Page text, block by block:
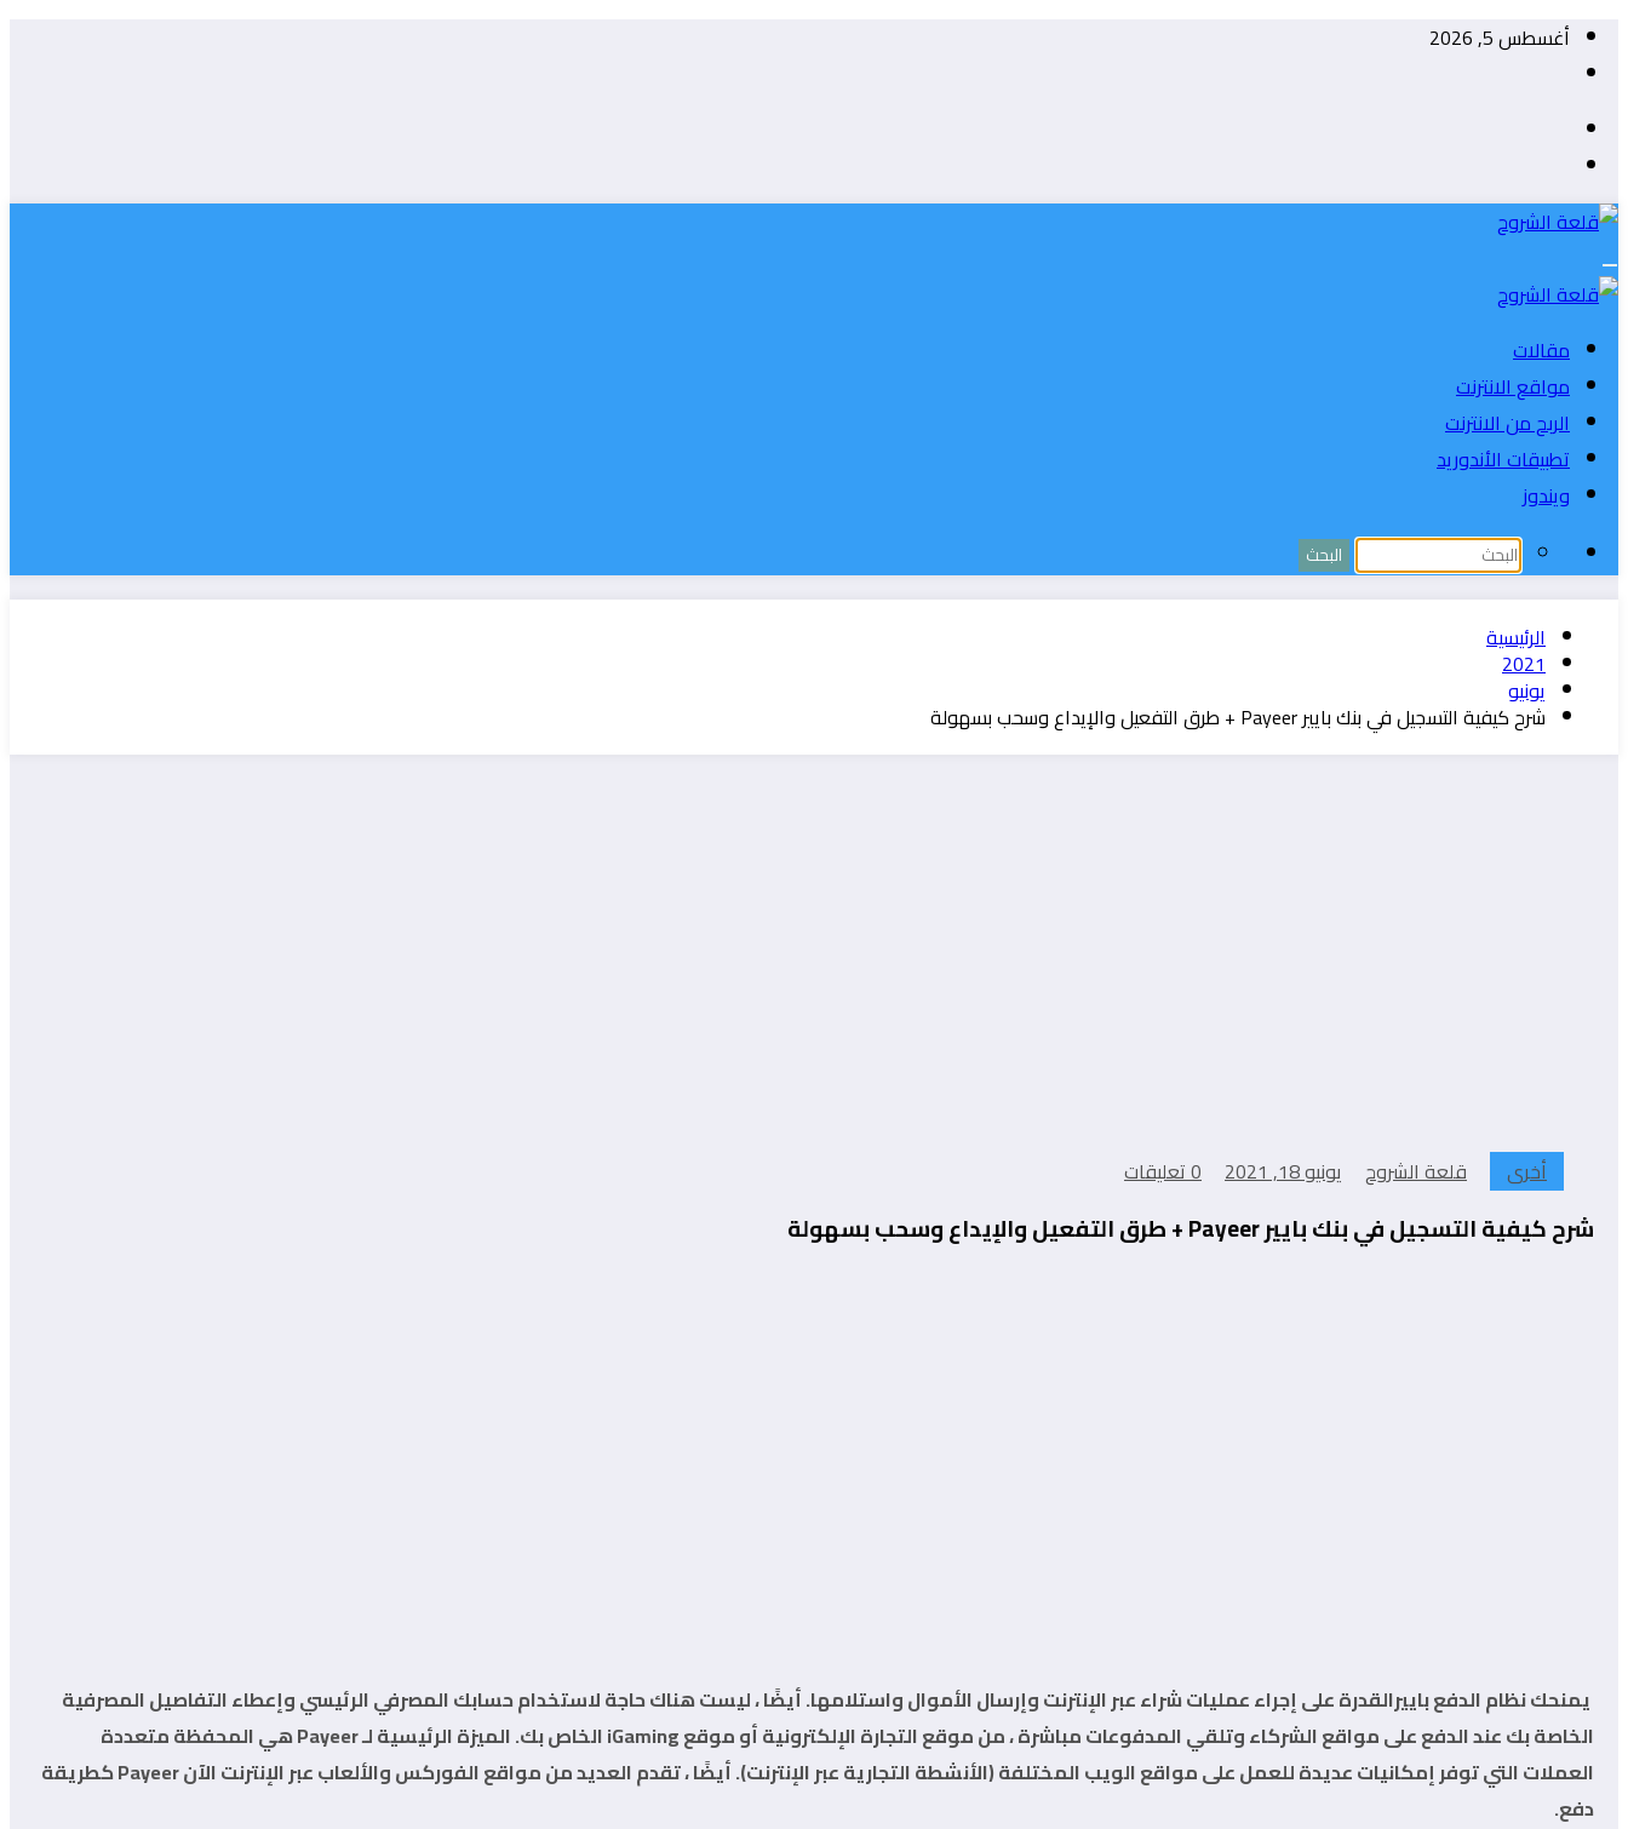
التجاوز
إلى
أغسطس 5, 2026
مقالات
مواقع الانترنت
الربح من الانترنت
تطبيقات الأندوريد
ويندوز
الرئيسية
2021
يونيو
شرح كيفية التسجيل في بنك بايير Payeer + طرق التفعيل والإيداع وسحب بسهولة
أخرى قلعة الشروح يونيو 18, 2021 0 تعليقات
شرح كيفية التسجيل في بنك بايير Payeer + طرق التفعيل والإيداع وسحب بسهولة
يمنحك نظام الدفع باييرالقدرة على إجراء عمليات شراء عبر الإنترنت وإرسال الأموال واستلامها. أيضًا ، ليست هناك حاجة لاستخدام حسابك المصرفي الرئيسي وإعطاء التفاصيل المصرفية
الخاصة بك عند الدفع على مواقع الشركاء وتلقي المدفوعات مباشرة ، من موقع التجارة الإلكترونية أو موقع iGaming الخاص بك. الميزة الرئيسية لـ Payeer هي المحفظة متعددة
العملات التي توفر إمكانيات عديدة للعمل على مواقع الويب المختلفة (الأنشطة التجارية عبر الإنترنت). أيضًا ، تقدم العديد من مواقع الفوركس والألعاب عبر الإنترنت الآن Payeer كطريقة
دفع.